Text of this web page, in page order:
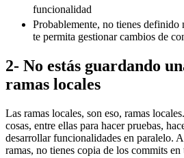
funcionalidad
Probablemente, no tienes
te permita gestionar cambios de
2- No estás guardando
ramas locales
Las ramas locales, son eso, ramas
cosas, entre ellas para hacer pruebas,
desarrollar funcionalidades en paralelo.
ramas, no tienes copia de los commits